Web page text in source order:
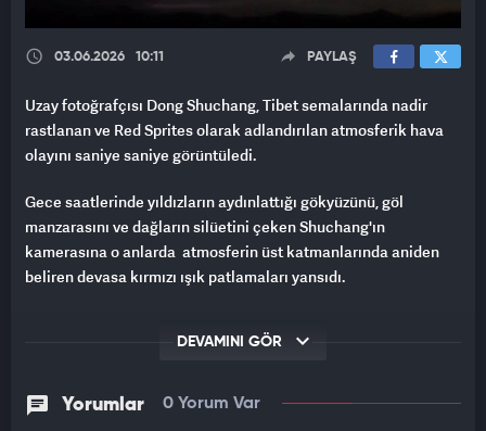
03.06.2026 10:11 PAYLAŞ
Uzay fotoğrafçısı Dong Shuchang, Tibet semalarında nadir
rastlanan ve Red Sprites olarak adlandırılan atmosferik hava
olayını saniye saniye görüntüledi.
Gece saatlerinde yıldızların aydınlattığı gökyüzünü, göl
manzarasını ve dağların silüetini çeken Shuchang'ın
kamerasına o anlarda atmosferin üst katmanlarında aniden
beliren devasa kırmızı ışık patlamaları yansıdı.
süre içinde parlayıp sönen kırmızı ışık hüzmeleri şeklinde
DEVAMINI GÖR
Yorumlar 0 Yorum Var